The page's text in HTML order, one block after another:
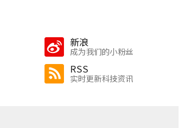
新浪
成为我们的小粉丝
RSS
实时更新科技资讯